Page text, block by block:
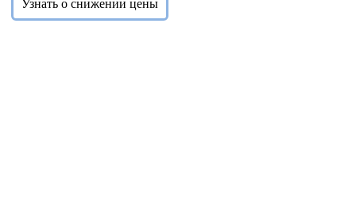
Узнать о снижении цены